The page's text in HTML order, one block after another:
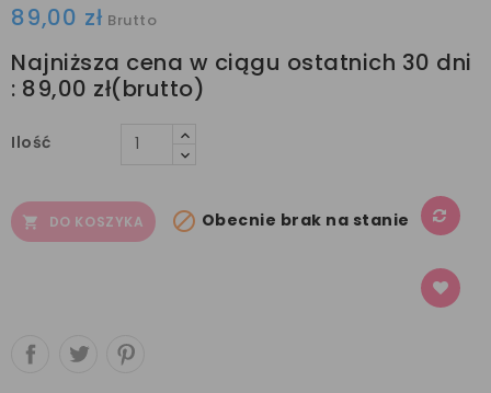
89,00 zł
Najniższa cena w ciągu ostatnich 30 dni
: 89,00 zł
Brutto
Ilość
 DO KOSZYKA  Obecnie brak na stanie